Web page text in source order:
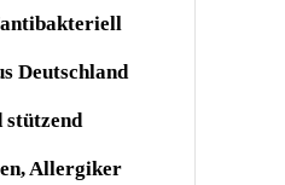
Deutschland
Allergiker